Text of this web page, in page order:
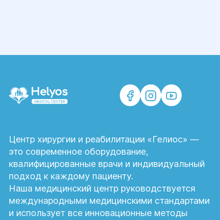
Центр хирургии и реабилитации «Гелиос» —
это современное оборудование,
квалифицированные врачи и индивидуальный
подход к каждому пациенту.
Наша медицинский центр руководствуется
международными медицинскими стандартами
и использует все инновационные методы